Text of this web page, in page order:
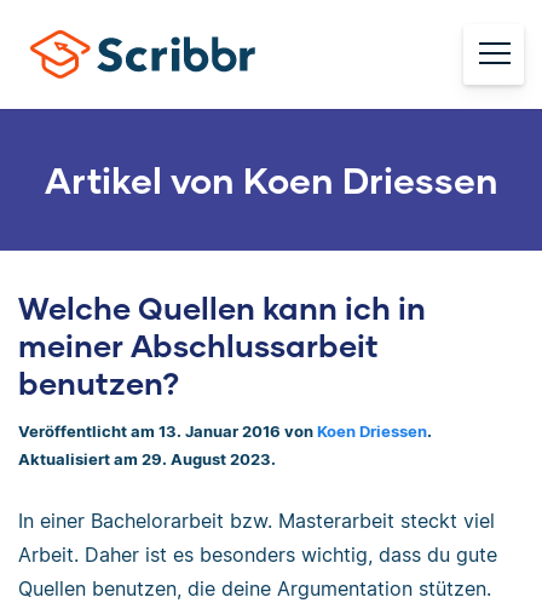
Artikel von Koen Driessen
Welche Quellen kann ich in
meiner Abschlussarbeit
benutzen?
Veröffentlicht am 13. Januar 2016 von Koen Driessen.
Aktualisiert am 29. August 2023.
In einer Bachelorarbeit bzw. Masterarbeit steckt viel
Arbeit. Daher ist es besonders wichtig, dass du gute
Quellen benutzen, die deine Argumentation stützen.